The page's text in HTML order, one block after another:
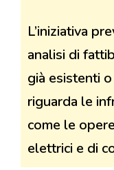
L’iniziativa
analisi di
già esistenti
riguarda le
come le
elettrici e di